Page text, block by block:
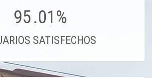
95.01%
SATISFECHOS